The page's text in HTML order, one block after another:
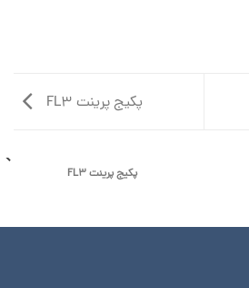
پکیج پرینت FL3
پکیج پرینت FL3